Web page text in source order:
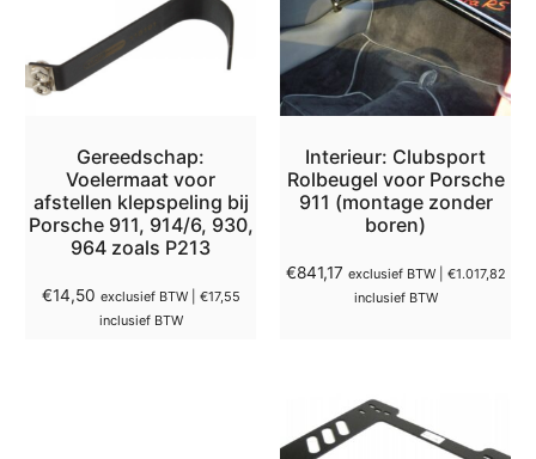
Gereedschap:
Voelermaat voor
afstellen klepspeling bij
Porsche 911, 914/6, 930,
964 zoals P213
€14,50 exclusief BTW | €17,55
inclusief BTW
Interieur: Clubsport
Rolbeugel voor Porsche
911 (montage zonder
boren)
€841,17 exclusief BTW | €1.017,82
inclusief BTW